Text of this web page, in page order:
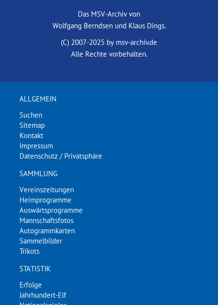
Das MSV-Archiv von
Wolfgang Berndsen und Klaus Dings.
(C) 2007-2025 by msv-archiv.de
Alle Rechte vorbehalten.
ALLGEMEIN
Suchen
Sitemap
Kontakt
Impressum
Datenschutz / Privatsphäre
SAMMLUNG
Vereinszeitungen
Heimprogramme
Auswärtsprogramme
Mannschaftsfotos
Autogrammkarten
Sammelbilder
Trikots
STATISTIK
Erfolge
Jahrhundert-Elf